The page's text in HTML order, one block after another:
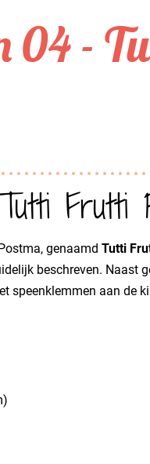
04 -
Frutti
genaamd Tutti
beschreven. Naast
speenklemmen aan de